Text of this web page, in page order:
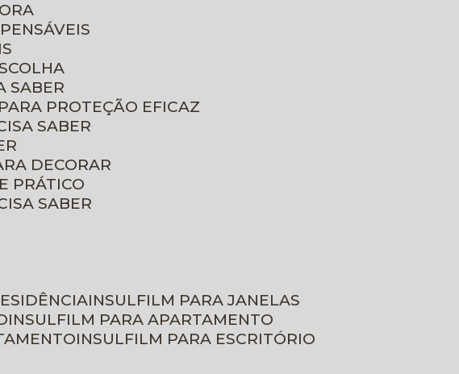
SABER
PROTEÇÃO EFICAZ
SABER
DECORAR
PRÁTICO
SABER
INSULFILM PARA JANELAS
INSULFILM PARA APARTAMENTO
INSULFILM PARA ESCRITÓRIO